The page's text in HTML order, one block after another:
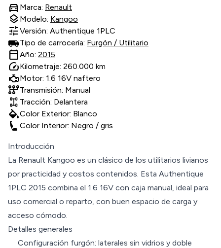
directions_car Marca: Renault
layers Modelo: Kangoo
tuneVersión: Authentique 1PLC
Tipo de carrocería: Furgón / Utilitario
calendar_todayAño: 2015
speedKilometraje: 260.000 km
Motor: 1.6 16V naftero
auto_transmissionTransmisión: Manual
Tracción: Delantera
colorsColor Exterior: Blanco
Color Interior: Negro / gris
Introducción
La Renault Kangoo es un clásico de los utilitarios livianos
por practicidad y costos contenidos. Esta Authentique
1PLC 2015 combina el 1.6 16V con caja manual, ideal para
uso comercial o reparto, con buen espacio de carga y
acceso cómodo.
Detalles generales
Configuración furgón: laterales sin vidrios y doble